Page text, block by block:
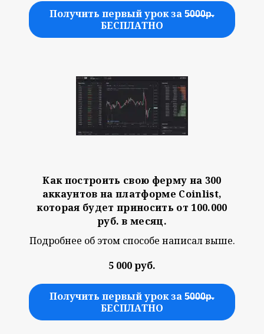
Получить первый урок за 5̶0̶0̶0̶р̶.
БЕСПЛАТНО
Как построить свою ферму на 300
аккаунтов на платформе Coinlist,
которая будет приносить от 100.000
руб. в месяц.
Подробнее об этом способе написал выше.
5 000 руб.
Получить первый урок за 5̶0̶0̶0̶р̶.
БЕСПЛАТНО